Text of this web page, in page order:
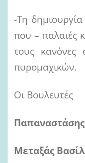
-Τη
που – παλαιές
τους κανόνες
πυρομαχικών.
Οι Βουλευτές
Μεταξάς